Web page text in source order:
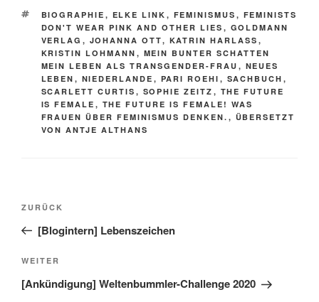
SCHLAGWÖRTER
BIOGRAPHIE , ELKE LINK , FEMINISMUS , FEMINISTS
DON'T WEAR PINK AND OTHER LIES , GOLDMANN
VERLAG , JOHANNA OTT, KATRIN HARLASS
,
KRISTIN LOHMANN , MEIN BUNTER SCHATTEN
MEIN LEBEN ALS TRANSGENDER-FRAU , NEUES
LEBEN , NIEDERLANDE , PARI ROEHI , SACHBUCH ,
SCARLETT CURTIS , SOPHIE ZEITZ , THE FUTURE
IS FEMALE , THE FUTURE IS FEMALE! WAS
FRAUEN ÜBER FEMINISMUS DENKEN. , ÜBERSETZT
VON ANTJE ALTHANS
Beitragsnavigation
Vorheriger
Beitrag
ZURÜCK
[Blogintern] Lebenszeichen
Nächster
Beitrag
WEITER
[Ankündigung] Weltenbummler-Challenge 2020